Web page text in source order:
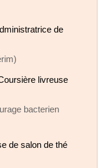
de
livreuse
bacterien
de salon de thé